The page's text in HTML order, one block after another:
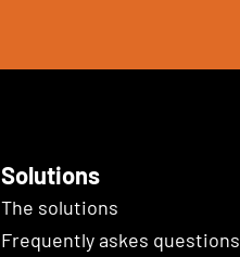
Solutions
The solutions
Frequently askes questions